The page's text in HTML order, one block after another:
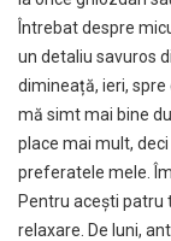
Întrebat despre
un detaliu savuros
dimineață, ieri,
mă simt mai bine
place mai mult,
preferatele mele.
Pentru acești patru
relaxare. De luni,